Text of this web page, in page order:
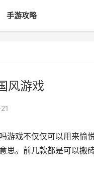
手游攻略
风游戏
游戏不仅仅可以用来愉
思。前几款都是可以